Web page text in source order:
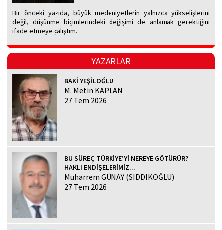
Bir önceki yazıda, büyük medeniyetlerin yalnızca yükselişlerini
değil, düşünme biçimlerindeki değişimi de anlamak gerektiğini
ifade etmeye çalıştım.
YAZARLAR
BAKİ YEŞİLOĞLU
M. Metin KAPLAN
27 Tem 2026
BU SÜREÇ TÜRKİYE’Yİ NEREYE GÖTÜRÜR?
HAKLI ENDİŞELERİMİZ...
Muharrem GÜNAY (SIDDIKOĞLU)
27 Tem 2026